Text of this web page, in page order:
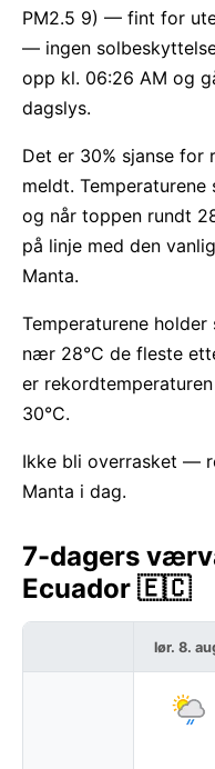
PM2.5 9) — fint for
— ingen
opp kl. 06:26 AM og
dagslys.
Det er 30% sjanse for
meldt.
og når toppen rundt
på linje med den
Manta.
Temperaturene holder
nær 28°C de fleste
er
30°C.
Ikke bli overrasket —
Manta i dag.
7-dagers
Ecuador 🇪🇨
lør. 8.